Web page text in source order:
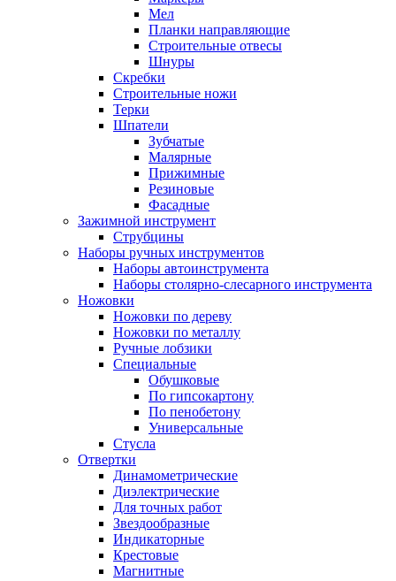
Мел
Планки направляющие
Строительные отвесы
Шнуры
Скребки
Строительные ножи
Терки
Шпатели
Зубчатые
Малярные
Прижимные
Резиновые
Фасадные
Зажимной инструмент
Струбцины
Наборы ручных инструментов
Наборы автоинструмента
Наборы столярно-слесарного инструмента
Ножовки
Ножовки по дереву
Ножовки по металлу
Ручные лобзики
Специальные
Обушковые
По гипсокартону
По пенобетону
Универсальные
Стусла
Отвертки
Динамометрические
Диэлектрические
Для точных работ
Звездообразные
Индикаторные
Крестовые
Магнитные